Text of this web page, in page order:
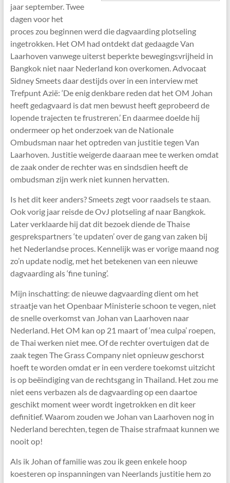
jaar september. Twee
dagen voor het
proces zou beginnen werd die dagvaarding plotseling
ingetrokken. Het OM had ontdekt dat gedaagde Van
Laarhoven vanwege uiterst beperkte bewegingsvrijheid in
Bangkok niet naar Nederland kon overkomen. Advocaat
Sidney Smeets daar destijds over in een interview met
Trefpunt Azië: ‘De enig denkbare reden dat het OM Johan
heeft gedagvaard is dat men bewust heeft geprobeerd de
lopende trajecten te frustreren.’ En daarmee doelde hij
ondermeer op het onderzoek van de Nationale
Ombudsman naar het optreden van justitie tegen Van
Laarhoven. Justitie weigerde daaraan mee te werken omdat
de zaak onder de rechter was en sindsdien heeft de
ombudsman zijn werk niet kunnen hervatten.
Is het dit keer anders? Smeets zegt voor raadsels te staan.
Ook vorig jaar reisde de OvJ plotseling af naar Bangkok.
Later verklaarde hij dat dit bezoek diende de Thaise
gesprekspartners ‘te updaten’ over de gang van zaken bij
het Nederlandse proces. Kennelijk was er vorige maand nog
zo’n update nodig, met het betekenen van een nieuwe
dagvaarding als ‘fine tuning’.
Mijn inschatting: de nieuwe dagvaarding dient om het
straatje van het Openbaar Ministerie schoon te vegen, niet
de snelle overkomst van Johan van Laarhoven naar
Nederland. Het OM kan op 21 maart of ‘mea culpa’ roepen,
de Thai werken niet mee. Of de rechter overtuigen dat de
zaak tegen The Grass Company niet opnieuw geschorst
hoeft te worden omdat er in een verdere toekomst uitzicht
is op beëindiging van de rechtsgang in Thailand. Het zou me
niet eens verbazen als de dagvaarding op een daartoe
geschikt moment weer wordt ingetrokken en dit keer
definitief. Waarom zouden we Johan van Laarhoven nog in
Nederland berechten, tegen de Thaise strafmaat kunnen we
nooit op!
Als ik Johan of familie was zou ik geen enkele hoop
koesteren op inspanningen van Neerlands justitie hem zo